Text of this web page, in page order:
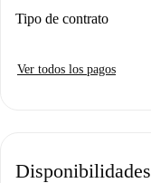
Tipo de contrato
Ver todos los pagos
Disponibilidades